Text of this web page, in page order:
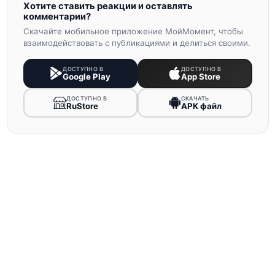
Хотите ставить реакции и оставлять
комментарии?
Скачайте мобильное приложение МойМомент, чтобы
взаимодействовать с публикациями и делиться своими.
ДОСТУПНО В
Google Play
ДОСТУПНО В
App Store
ДОСТУПНО В
RuStore
СКАЧАТЬ
APK файл